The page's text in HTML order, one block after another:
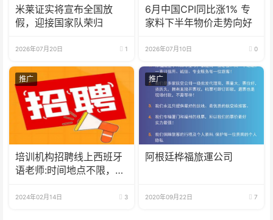
米莱证实将宣布全国放
假，迎接国家队荣归
2026年07月20日 1
6月中国CPI同比涨1% 专
家料下半年物价走势向好
2026年07月10日 0
推广
培训机构招聘线上西班牙
语老师:时间地点不限，可
2024年02月14日 3
推广
阿根廷桦福旅運公司
2020年09月22日 7